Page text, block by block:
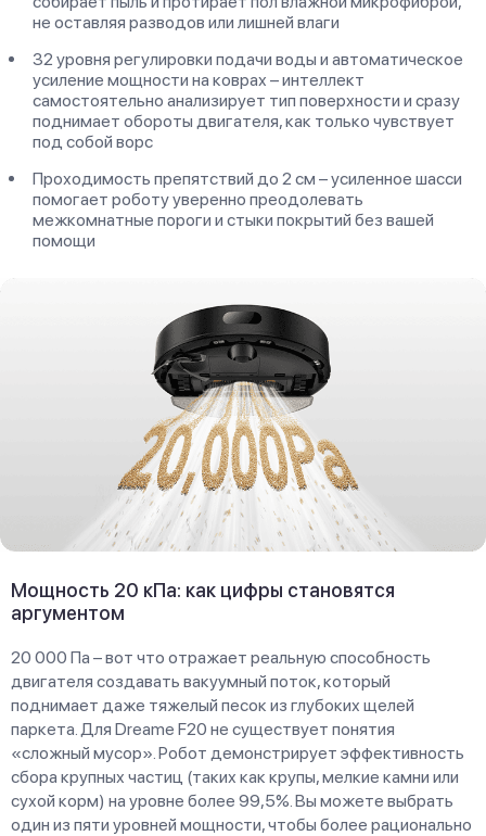
не оставляя разводов или лишней влаги
32 уровня регулировки подачи воды и автоматическое
усиление мощности на коврах – интеллект
самостоятельно анализирует тип поверхности и сразу
поднимает обороты двигателя, как только чувствует
под собой ворс
Проходимость препятствий до 2 см – усиленное шасси
помогает роботу уверенно преодолевать
межкомнатные пороги и стыки покрытий без вашей
помощи
Мощность 20 кПа: как цифры становятся
аргументом
20 000 Па – вот что отражает реальную способность
двигателя создавать вакуумный поток, который
поднимает даже тяжелый песок из глубоких щелей
паркета. Для Dreame F20 не существует понятия
«сложный мусор». Робот демонстрирует эффективность
сбора крупных частиц (таких как крупы, мелкие камни или
сухой корм) на уровне более 99,5%. Вы можете выбрать
один из пяти уровней мощности, чтобы более рационально